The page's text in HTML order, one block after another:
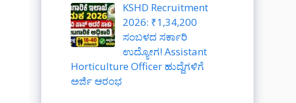
KSHD Recruitment
2026: ₹1,34,200
ಸಂಬಳದ ಸರ್ಕಾರಿ
ಉದ್ಯೋಗ! Assistant
Horticulture Officer ಹುದ್ದೆಗಳಿಗೆ
ಅರ್ಜಿ ಆರಂಭ